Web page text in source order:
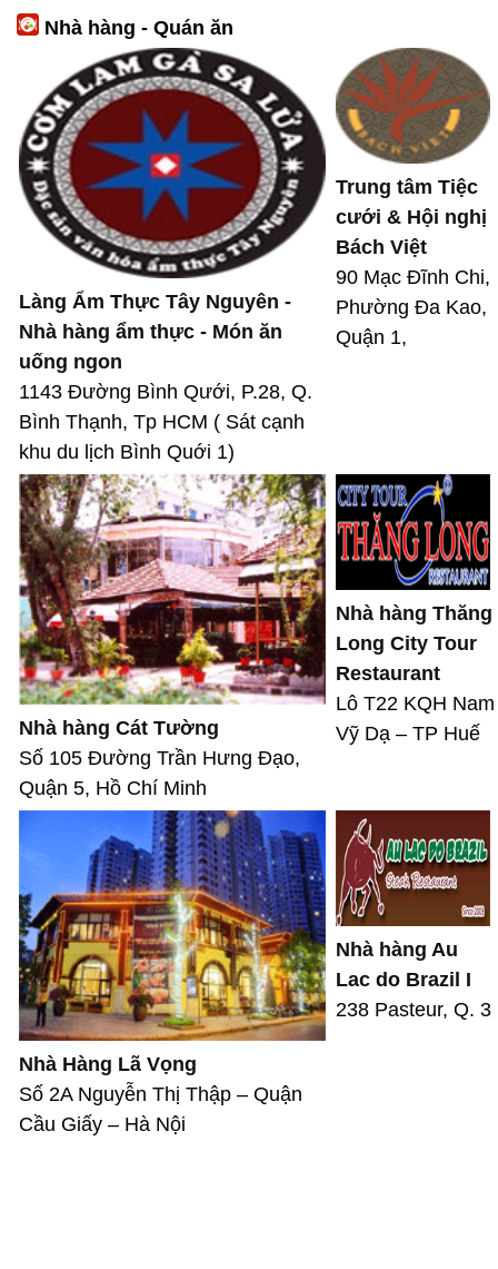
Nhà hàng - Quán ăn
Làng Ẩm Thực Tây Nguyên -
Nhà hàng ẩm thực - Món ăn
uống ngon
1143 Đường Bình Qưới, P.28, Q.
Bình Thạnh, Tp HCM ( Sát cạnh
khu du lịch Bình Quới 1)
Trung tâm Tiệc
cưới & Hội nghị
Bách Việt
90 Mạc Đĩnh Chi,
Phường Đa Kao,
Quận 1,
Nhà hàng Cát Tường
Số 105 Đường Trần Hưng Đạo,
Quận 5, Hồ Chí Minh
Nhà hàng Thăng
Long City Tour
Restaurant
Lô T22 KQH Nam
Vỹ Dạ – TP Huế
Nhà Hàng Lã Vọng
Số 2A Nguyễn Thị Thập – Quận
Cầu Giấy – Hà Nội
Nhà hàng Au
Lac do Brazil I
238 Pasteur, Q. 3